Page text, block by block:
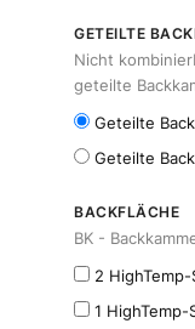
GETEILTE
Nicht
geteilte
Geteilte
Geteilte
BACKFLÄCHE
BK -
2
1